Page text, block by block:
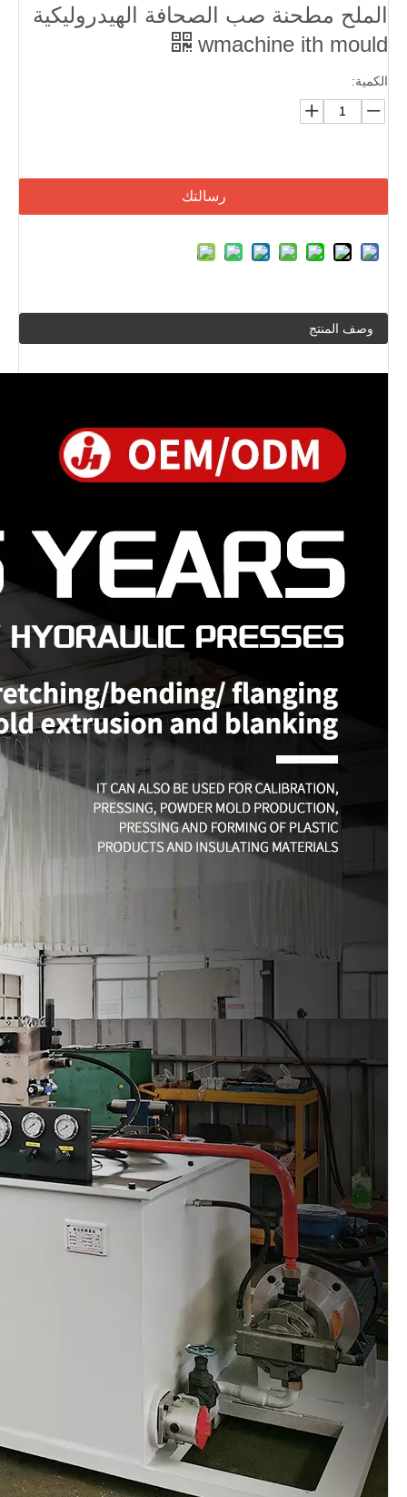
الملح مطحنة صب الصحافة الهيدروليكية
wmachine ith mould
الكمية:
رسالتك
وصف المنتج